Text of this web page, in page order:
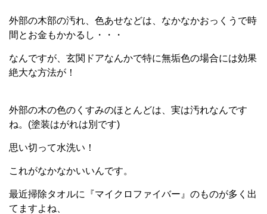
外部の木部の汚れ、色あせなどは、なかなかおっくうで時
間とお金もかかるし・・・
なんですが、玄関ドアなんかで特に無垢色の場合には効果
絶大な方法が！
外部の木の色のくすみのほとんどは、実は汚れなんです
ね。(塗装はがれは別です)
思い切って水洗い！
これがなかなかいいんです。
最近掃除タオルに『マイクロファイバー』のものが多く出
てますよね、